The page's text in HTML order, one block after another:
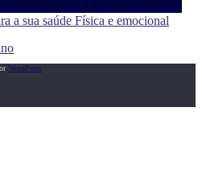
a sua saúde Física e emocional
WordPress